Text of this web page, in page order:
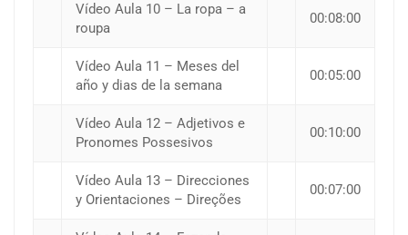
Vídeo Aula 10 – La ropa – a
roupa
00:08:00
Vídeo Aula 11 – Meses del
año y dias de la semana
00:05:00
Vídeo Aula 12 – Adjetivos e
Pronomes Possesivos
00:10:00
Vídeo Aula 13 – Direcciones
y Orientaciones – Direções
00:07:00